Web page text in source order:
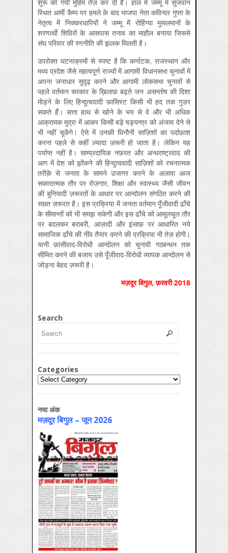
शुरू की गयी मुहिम तेज़ कर दी है। हाल में जम्मू में सुजवान
स्थित आर्मी कैम्प पर हमले के बाद भाजपा नेता कविन्दर गुप्ता के
नेतृत्व में निक्करधारियों ने जम्मू में रोहिंग्या मुसलमानों के
शरणार्थी शिविरों के आसपास तनाव का माहौल बनाया जिससे
संघ परिवार की रणनीति की झलक मिलती है।
उपरोक्त घटनाक्रमों से स्पष्ट है कि कर्नाटक, राजस्थान और
मध्य प्रदेश जैसे महत्वपूर्ण राज्यों में आगामी विधानसभा चुनावों में
अपना जनाधार सुदृढ़ करने और आगामी लोकसभा चुनावों से
पहले वर्तमान सरकार के ख़ि‍लाफ़ बढ़ते जन असन्तोष की दिशा
मोड़ने के लिए हिन्दुत्ववादी फ़ासिस्ट किसी भी हद तक गुज़र
सकते हैं। सत्ता हाथ से खोने के भय से वे और भी अधिक
आक्रामक मुद्रा में आकर किसी बड़े षड्यन्त्र को अंजाम देने से
भी नहीं चूकेंगे। ऐसे में उनकी घिनौनी साज़ि‍शों का पर्दाफ़ाश
करना पहले से कहीं ज़्यादा ज़रूरी हो जाता है। लेकिन यह
पर्याप्त नहीं है। साम्प्रदायिक नफ़रत और अन्धराष्ट्रवाद की
आग में देश को झोंकने की हिन्दुत्ववादी साज़ि‍शों को रचनात्मक
तरीक़े से जनता के सामने उजागर करने के अलावा आज
सकारात्मक तौर पर रोज़गार, शिक्षा और स्वास्थ्य जैसी जीवन
की बुनियादी ज़रूरतों के आधार पर आन्दोलन संगठित करने की
सख़्त ज़रूरत है। इस प्रक्रिया में जनता वर्तमान पूँजीवादी ढाँचे
के सीमान्तों को भी समझ सकेगी और इस ढाँचे को आमूलचूल तौर
पर बदलकर बराबरी, आज़ादी और इंसाफ़ पर आधारित नये
सामाजिक ढाँचे की नींव तैयार करने की प्रक्रिया भी तेज़ होगी।
यानी फ़ासीवाद-विरोधी आन्दोलन को चुनावी गठबन्धन तक
सीमित करने की बजाय उसे पूँजीवाद-विरोधी व्यापक आन्दोलन से
जोड़ना बेहद ज़रूरी है।
मज़दूर बिगुल, फ़रवरी 2018
Search
Categories
Categories
नया अंक
मज़दूर बिगुल – जून 2026